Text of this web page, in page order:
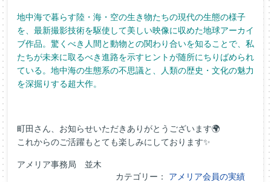
地中海で暮らす陸・海・空の生き物たちの現代の生態の様子
を、最新撮影技術を駆使して美しい映像に収めた地球アーカイ
ブ作品。驚くべき人間と動物との関わり合いを知ることで、私
たちが未来に取るべき進路を示すヒントが随所にちりばめられ
ている。地中海の生態系の不思議と、人類の歴史・文化の魅力
を深掘りする超大作。
町田さん、お知らせいただきありがとうございます🌍
これからのご活躍もとても楽しみにしております✨
アメリア事務局 並木
カテゴリー： アメリア会員の実績